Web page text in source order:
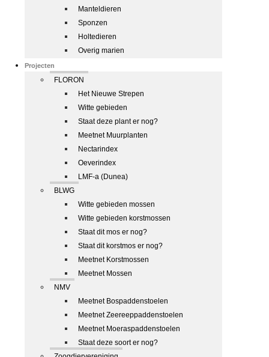
Manteldieren
Sponzen
Holtedieren
Overig marien
Projecten
FLORON
Het Nieuwe Strepen
Witte gebieden
Staat deze plant er nog?
Meetnet Muurplanten
Nectarindex
Oeverindex
LMF-a (Dunea)
BLWG
Witte gebieden mossen
Witte gebieden korstmossen
Staat dit mos er nog?
Staat dit korstmos er nog?
Meetnet Korstmossen
Meetnet Mossen
NMV
Meetnet Bospaddenstoelen
Meetnet Zeereeppaddenstoelen
Meetnet Moeraspaddenstoelen
Staat deze soort er nog?